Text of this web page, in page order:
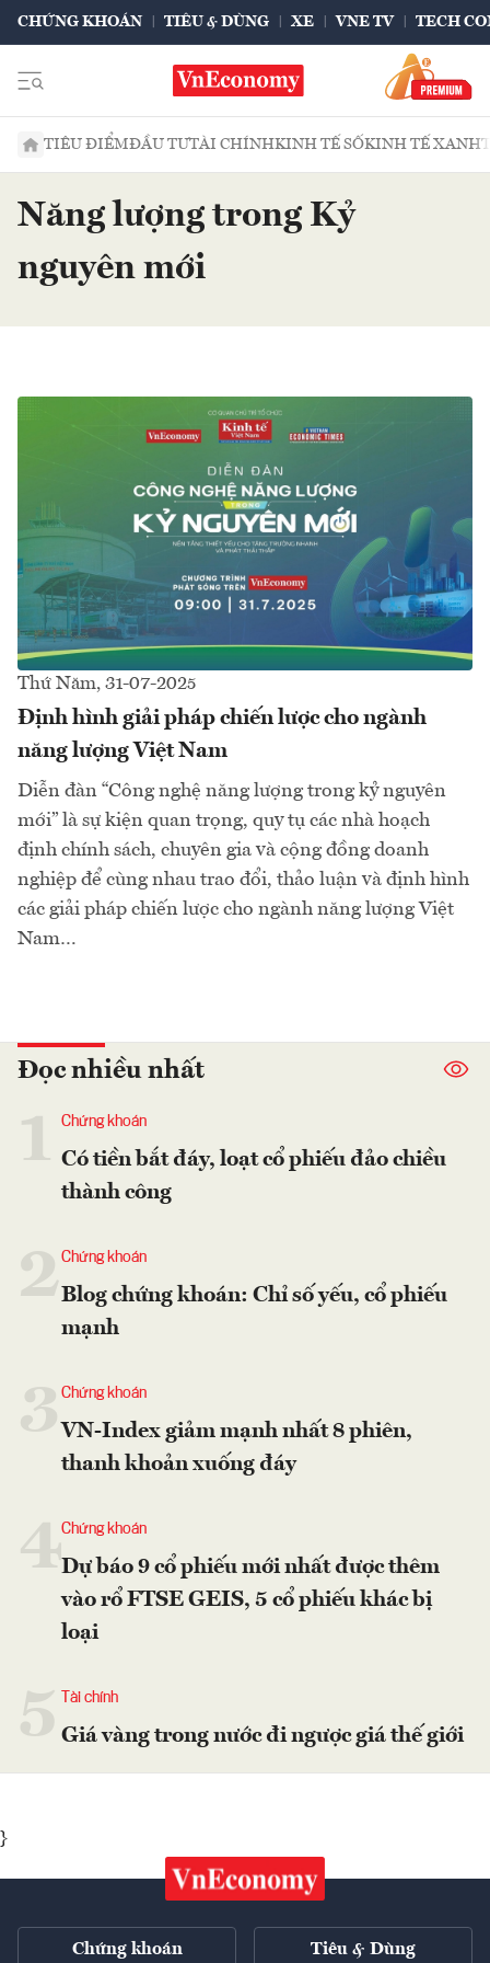
CHỨNG KHOÁN TIÊU & DÙNG XE VNE TV TECH
TIÊU ĐIỂMĐẦU TƯTÀI CHÍNHKINH TẾ SỐKINH TẾ XANH
Năng lượng trong Kỷ
nguyên mới
Thứ Năm, 31-07-2025
Định hình giải pháp chiến lược cho ngành
năng lượng Việt Nam
Diễn đàn “Công nghệ năng lượng trong kỷ nguyên
mới” là sự kiện quan trọng, quy tụ các nhà hoạch
định chính sách, chuyên gia và cộng đồng doanh
nghiệp để cùng nhau trao đổi, thảo luận và định hình
các giải pháp chiến lược cho ngành năng lượng Việt
Nam…
Đọc nhiều nhất
Chứng khoán
Có tiền bắt đáy, loạt cổ phiếu đảo chiều
thành công
2Chứng khoán
Blog chứng khoán: Chỉ số yếu, cổ phiếu
mạnh
Chứng khoán
VN-Index giảm mạnh nhất 8 phiên,
thanh khoản xuống đáy
4Chứng khoán
Dự báo 9 cổ phiếu mới nhất được thêm
vào rổ FTSE GEIS, 5 cổ phiếu khác bị
loại
Tài chính
Giá vàng trong nước đi ngược giá thế giới
}
Chứng khoán Tiêu & Dùng